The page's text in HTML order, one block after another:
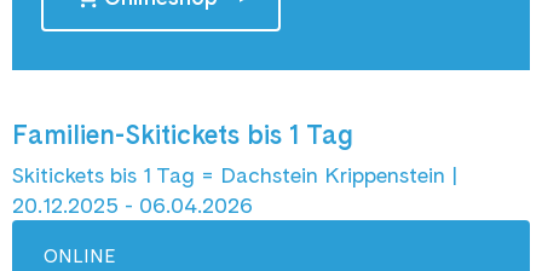
Familien-Skitickets bis 1 Tag
Skitickets bis 1 Tag = Dachstein Krippenstein |
20.12.2025 - 06.04.2026
ONLINE